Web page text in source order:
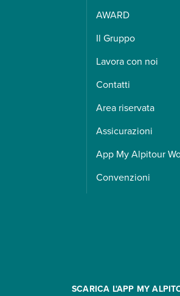
AWARD
Il Gruppo
Lavora con noi
Contatti
Area riservata
Assicurazioni
App My Alpitour
Convenzioni
SCARICA L'APP MY